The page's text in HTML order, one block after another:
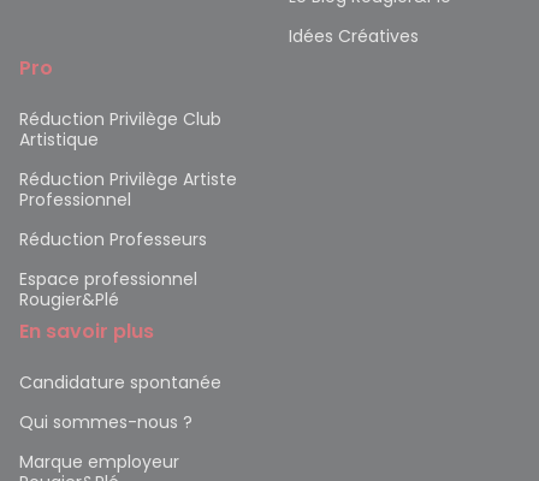
Idées Créatives
Pro
Réduction Privilège Club
Artistique
Réduction Privilège Artiste
Professionnel
Réduction Professeurs
Espace professionnel
Rougier&Plé
En savoir plus
Candidature spontanée
Qui sommes-nous ?
Marque employeur